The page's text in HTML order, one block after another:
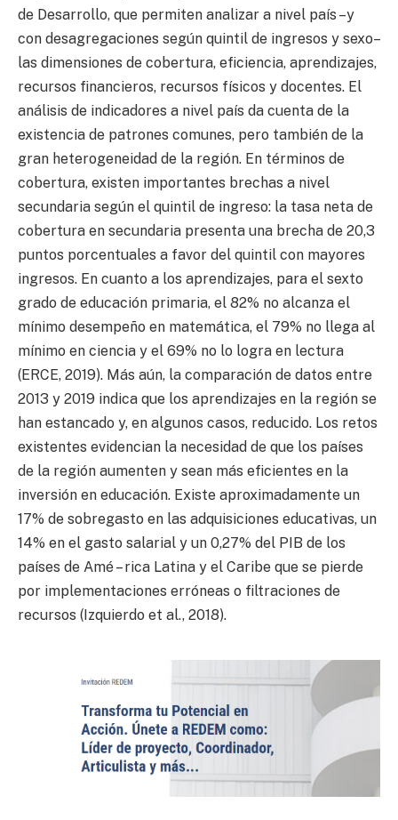
de Desarrollo, que permiten analizar a nivel país –y
con desagregaciones según quintil de ingresos y sexo–
las dimensiones de cobertura, eficiencia, aprendizajes,
recursos financieros, recursos físicos y docentes. El
análisis de indicadores a nivel país da cuenta de la
existencia de patrones comunes, pero también de la
gran heterogeneidad de la región. En términos de
cobertura, existen importantes brechas a nivel
secundaria según el quintil de ingreso: la tasa neta de
cobertura en secundaria presenta una brecha de 20,3
puntos porcentuales a favor del quintil con mayores
ingresos. En cuanto a los aprendizajes, para el sexto
grado de educación primaria, el 82% no alcanza el
mínimo desempeño en matemática, el 79% no llega al
mínimo en ciencia y el 69% no lo logra en lectura
(ERCE, 2019). Más aún, la comparación de datos entre
2013 y 2019 indica que los aprendizajes en la región se
han estancado y, en algunos casos, reducido. Los retos
existentes evidencian la necesidad de que los países
de la región aumenten y sean más eficientes en la
inversión en educación. Existe aproximadamente un
17% de sobregasto en las adquisiciones educativas, un
14% en el gasto salarial y un 0,27% del PIB de los
países de Amé – rica Latina y el Caribe que se pierde
por implementaciones erróneas o filtraciones de
recursos (Izquierdo et al., 2018).